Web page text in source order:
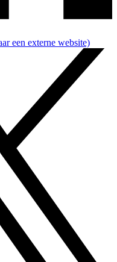
een externe website)